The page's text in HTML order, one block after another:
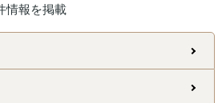
情報を掲載